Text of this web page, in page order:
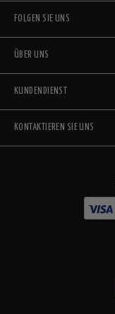
FOLGEN SIE UNS
ÜBER UNS
KUNDENDIENST
KONTAKTIEREN SIE UNS